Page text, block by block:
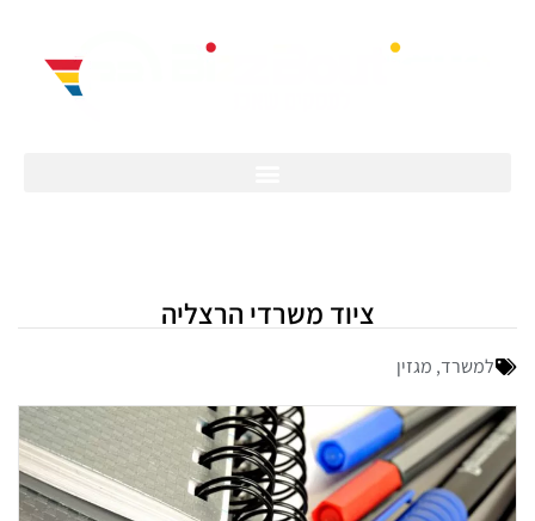
ציוד משרדי הרצליה
למשרד, מגזין